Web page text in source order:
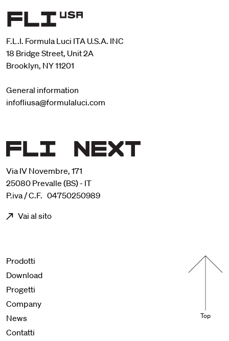
F.L.I. Formula Luci ITA U.S.A. INC
18 Bridge Street, Unit 2A
Brooklyn, NY 11201
General information
infofliusa@formulaluci.com
Via IV Novembre, 171
25080 Prevalle (BS) - IT
P.iva / C.F. 04750250989
Vai al sito
Menu footer
Prodotti
Download
Progetti
Company
News
Contatti
Top